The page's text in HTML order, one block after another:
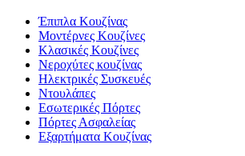
Έπιπλα Κουζίνας
Μοντέρνες Κουζίνες
Κλασικές Κουζίνες
Νεροχύτες κουζίνας
Ηλεκτρικές Συσκευές
Ντουλάπες
Εσωτερικές Πόρτες
Πόρτες Ασφαλείας
Εξαρτήματα Κουζίνας